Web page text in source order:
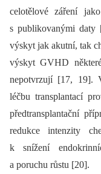
celotělové záření
s publikovanými
výskyt jak akutní, tak
výskyt GVHD
nepotvrzují [17, 19].
léčbu transplantací
předtransplantační
redukce intenzity
k snížení
a poruchu růstu [20].